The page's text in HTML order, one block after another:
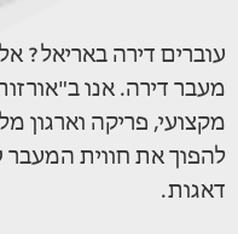
עוברים דירה באריאל?
מעבר דירה. אנו
מקצועי, פריקה וארגון
להפוך את חווית
דאגות.